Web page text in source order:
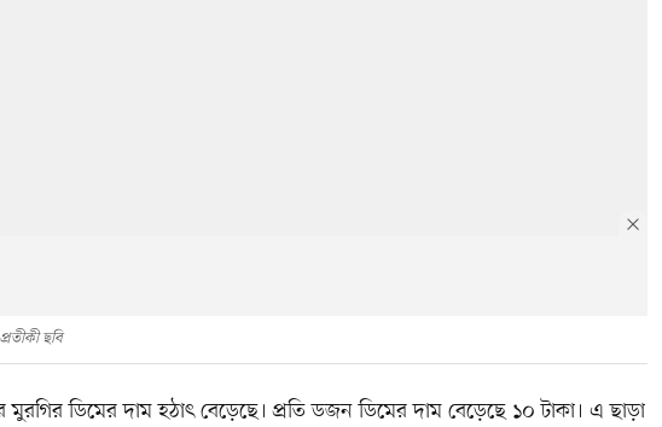
প্রতীকী ছবি
মুরগির ডিমের দাম হঠাৎ বেড়েছে। প্রতি ডজন ডিমের দাম বেড়েছে ১০ টাকা। এ ছাড়া